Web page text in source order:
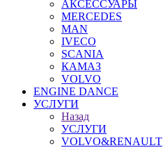
АКСЕССУАРЫ
MERCEDES
MAN
IVECO
SCANIA
КАМАЗ
VOLVO
ENGINE DANCE
УСЛУГИ
Назад
УСЛУГИ
VOLVO&RENAULT